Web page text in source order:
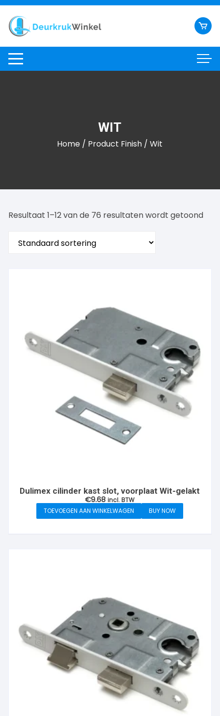
Ga
naar
inhoud
WIT
Home / Product Finish / Wit
Resultaat 1–12 van de 76 resultaten wordt getoond
Dulimex cilinder kast slot, voorplaat Wit-gelakt
€9.68 incl. BTW
TOEVOEGEN AAN WINKELWAGEN
BUY NOW